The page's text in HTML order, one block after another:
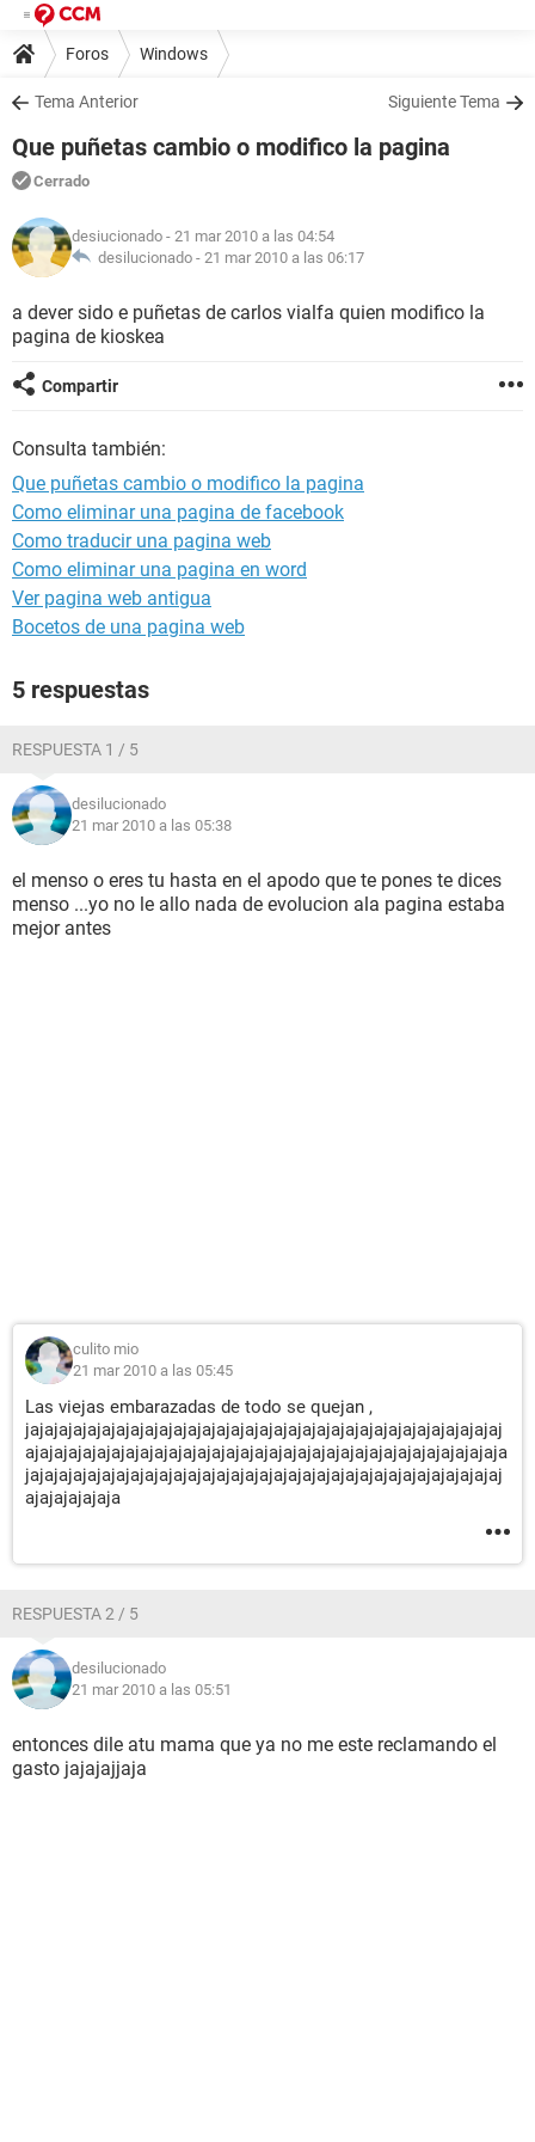
Foros Windows
Tema Anterior Siguiente Tema
Que puñetas cambio o modifico la pagina
Cerrado
desiucionado - 21 mar 2010 a las 04:54
desilucionado - 21 mar 2010 a las 06:17
a dever sido e puñetas de carlos vialfa quien modifico la
pagina de kioskea
Compartir
Consulta también:
Que puñetas cambio o modifico la pagina
Como eliminar una pagina de facebook
Como traducir una pagina web
Como eliminar una pagina en word
Ver pagina web antigua
Bocetos de una pagina web
5 respuestas
RESPUESTA 1 / 5
desilucionado
21 mar 2010 a las 05:38
el menso o eres tu hasta en el apodo que te pones te dices
menso ...yo no le allo nada de evolucion ala pagina estaba
mejor antes
culito mio
21 mar 2010 a las 05:45
Las viejas embarazadas de todo se quejan ,
jajajajajajajajajajajajajajajajajajajajajajajajajajajajajajajajajaj
ajajajajajajajajajajajajajajajajajajajajajajajajajajajajajajajajaja
jajajajajajajajajajajajajajajajajajajajajajajajajajajajajajajajajaj
ajajajajajaja
RESPUESTA 2 / 5
desilucionado
21 mar 2010 a las 05:51
entonces dile atu mama que ya no me este reclamando el
gasto jajajajjaja